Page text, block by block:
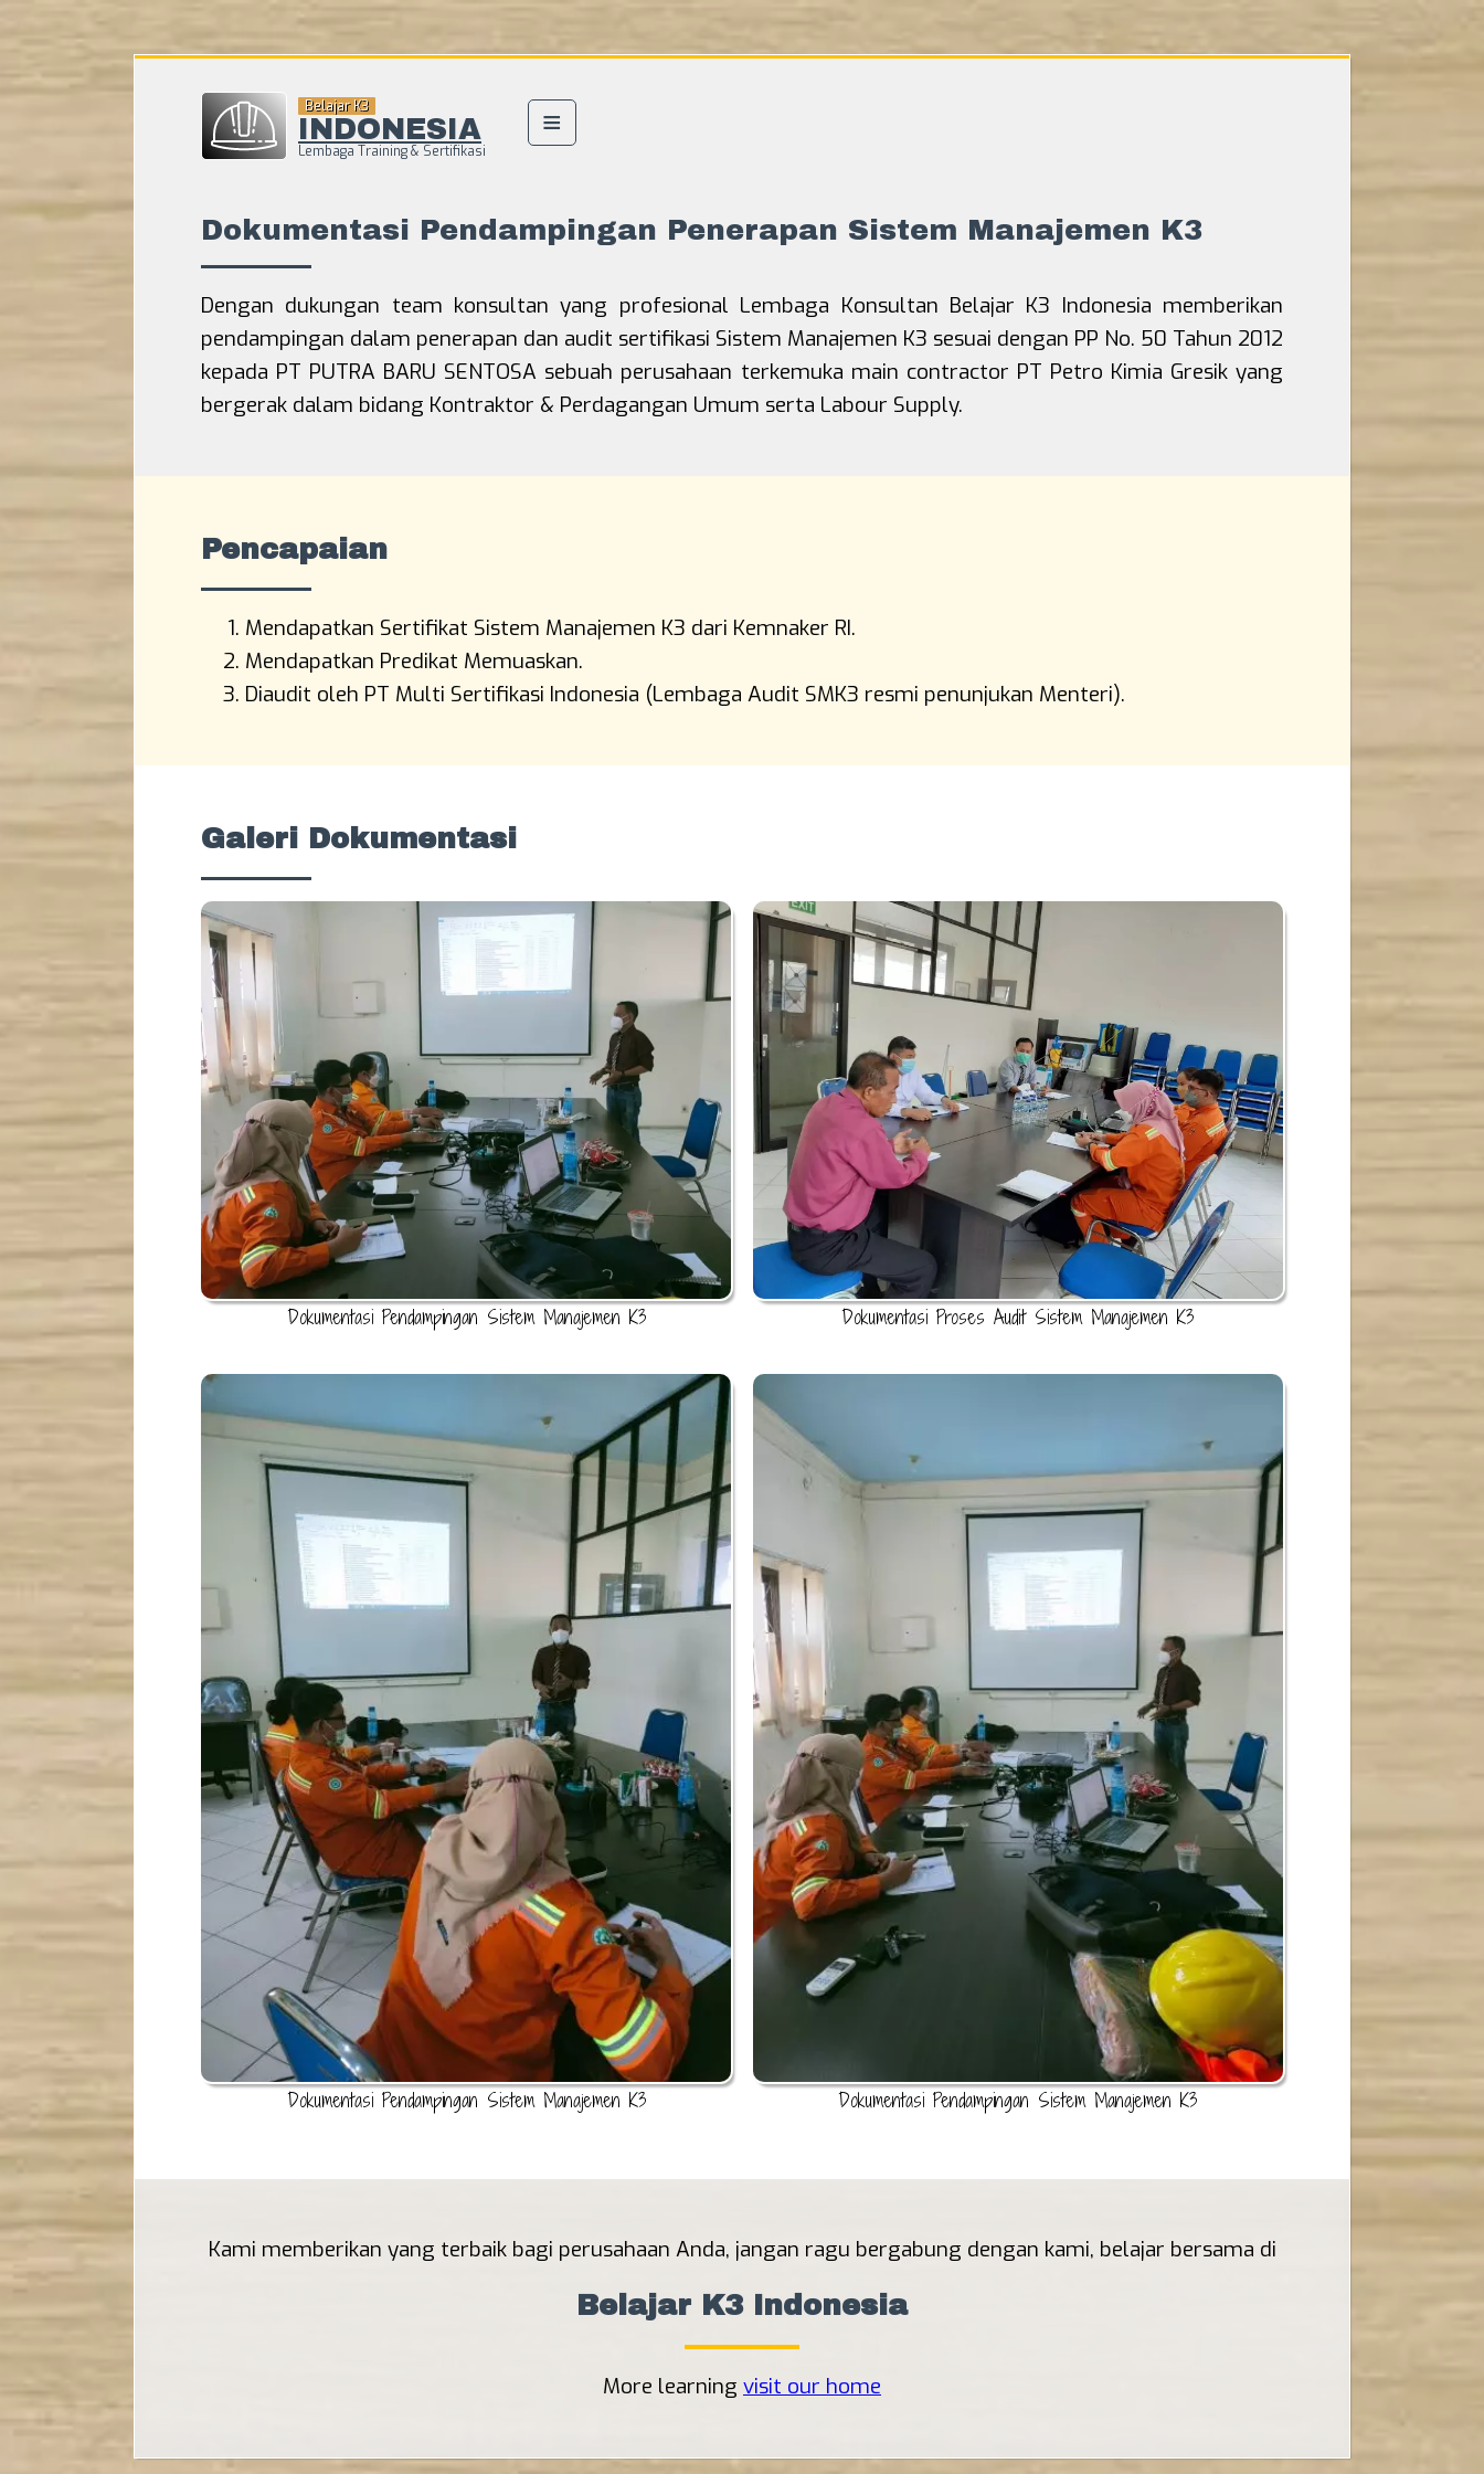
Belajar K3
INDONESIA
Lembaga Training & Sertifikasi
Training Pengawas K3 Migas
Sertifikasi BNSP
Training Pengawas Utama K3 Migas
Sertifikasi BNSP
Training Teknisi K3 Bekerja Pada
Ketinggian Sertifikasi BNSP
Dokumentasi Pendampingan Penerapan Sistem Manajemen K3
Dengan dukungan team konsultan yang profesional Lembaga Konsultan Belajar K3 Indonesia memberikan
pendampingan dalam penerapan dan audit sertifikasi Sistem Manajemen K3 sesuai dengan PP No. 50 Tahun 2012
kepada PT PUTRA BARU SENTOSA sebuah perusahaan terkemuka main contractor PT Petro Kimia Gresik yang
bergerak dalam bidang Kontraktor & Perdagangan Umum serta Labour Supply.
Pencapaian
Mendapatkan Sertifikat Sistem Manajemen K3 dari Kemnaker RI.
Mendapatkan Predikat Memuaskan.
Diaudit oleh PT Multi Sertifikasi Indonesia (Lembaga Audit SMK3 resmi penunjukan Menteri).
Galeri Dokumentasi
Dokumentasi Pendampingan Sistem Manajemen K3 Dokumentasi Proses Audit Sistem Manajemen K3
Dokumentasi Pendampingan Sistem Manajemen K3 Dokumentasi Pendampingan Sistem Manajemen K3
Kami memberikan yang terbaik bagi perusahaan Anda, jangan ragu bergabung dengan kami, belajar bersama di
Belajar K3 Indonesia
More learning visit our home